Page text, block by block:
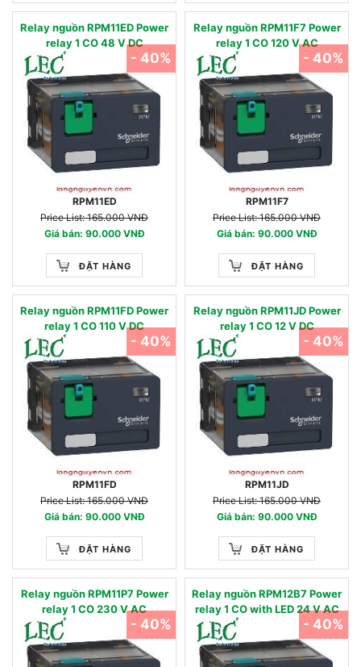
Relay nguồn RPM11ED Power
relay 1 CO 48 V DC
RPM11ED
Price List: 165.000 VNĐ
Giá bán: 90.000 VNĐ
ĐẶT HÀNG
- 40%
Relay nguồn RPM11F7 Power
relay 1 CO 120 V AC
RPM11F7
Price List: 165.000 VNĐ
Giá bán: 90.000 VNĐ
ĐẶT HÀNG
- 40%
Relay nguồn RPM11FD Power
relay 1 CO 110 V DC
RPM11FD
Price List: 165.000 VNĐ
Giá bán: 90.000 VNĐ
ĐẶT HÀNG
- 40%
Relay nguồn RPM11JD Power
relay 1 CO 12 V DC
RPM11JD
Price List: 165.000 VNĐ
Giá bán: 90.000 VNĐ
ĐẶT HÀNG
- 40%
Relay nguồn RPM11P7 Power
relay 1 CO 230 V AC
- 40%
Relay nguồn RPM12B7 Power
relay 1 CO with LED 24 V AC
- 40%